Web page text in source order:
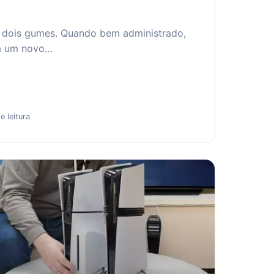
gumes. Quando bem administrado,
um novo…
leitura